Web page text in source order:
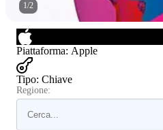
1/2
Piattaforma: Apple
Tipo: Chiave
Regione: